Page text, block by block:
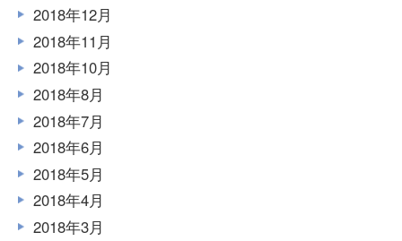
2018年12月
2018年11月
2018年10月
2018年8月
2018年7月
2018年6月
2018年5月
2018年4月
2018年3月